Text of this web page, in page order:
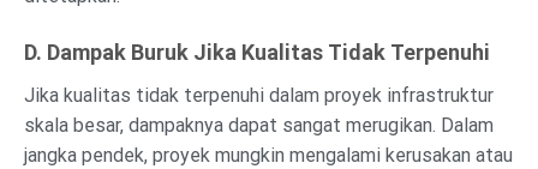
D. Dampak Buruk Jika Kualitas Tidak Terpenuhi
Jika kualitas tidak terpenuhi dalam proyek infrastruktur
skala besar, dampaknya dapat sangat merugikan. Dalam
jangka pendek, proyek mungkin mengalami kerusakan atau